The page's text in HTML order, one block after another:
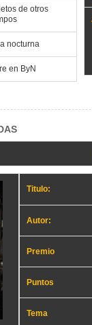
de otros
nocturna
en ByN
Titulo:
Autor:
Premio
Puntos
Tema